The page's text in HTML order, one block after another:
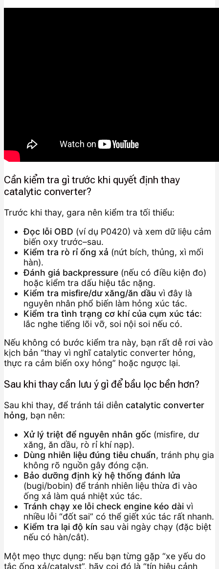
Cần kiểm tra gì trước khi quyết định thay
catalytic converter?
Trước khi thay, gara nên kiểm tra tối thiểu:
Đọc lỗi OBD (ví dụ P0420) và xem dữ liệu cảm
biến oxy trước–sau.
Kiểm tra rò rỉ ống xả (nứt bích, thủng, xì mối
hàn).
Đánh giá backpressure (nếu có điều kiện đo)
hoặc kiểm tra dấu hiệu tắc nặng.
Kiểm tra misfire/dư xăng/ăn dầu vì đây là
nguyên nhân phổ biến làm hỏng xúc tác.
Kiểm tra tình trạng cơ khí của cụm xúc tác:
lắc nghe tiếng lõi vỡ, soi nội soi nếu có.
Nếu không có bước kiểm tra này, bạn rất dễ rơi vào
kịch bản “thay vì nghĩ catalytic converter hỏng,
thực ra cảm biến oxy hỏng” hoặc ngược lại.
Sau khi thay cần lưu ý gì để bầu lọc bền hơn?
Sau khi thay, để tránh tái diễn catalytic converter
hỏng, bạn nên:
Xử lý triệt để nguyên nhân gốc (misfire, dư
xăng, ăn dầu, rò rỉ khí nạp).
Dùng nhiên liệu đúng tiêu chuẩn, tránh phụ gia
không rõ nguồn gây đóng cặn.
Bảo dưỡng định kỳ hệ thống đánh lửa
(bugi/bobin) để tránh nhiên liệu thừa đi vào
ống xả làm quá nhiệt xúc tác.
Tránh chạy xe lỗi check engine kéo dài vì
nhiều lỗi “đốt sai” có thể giết xúc tác rất nhanh.
Kiểm tra lại độ kín sau vài ngày chạy (đặc biệt
nếu có hàn/cắt).
Một mẹo thực dụng: nếu bạn từng gặp “xe yếu do
tắc ống xả/catalyst”, hãy coi đó là “tín hiệu cảnh